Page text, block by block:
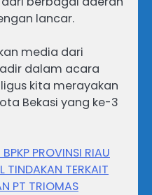
lancar.
media dari
dalam acara
kita merayakan
Bekasi yang ke-3
PROVINSI RIAU
TINDAKAN TERKAIT
PT TRIOMAS